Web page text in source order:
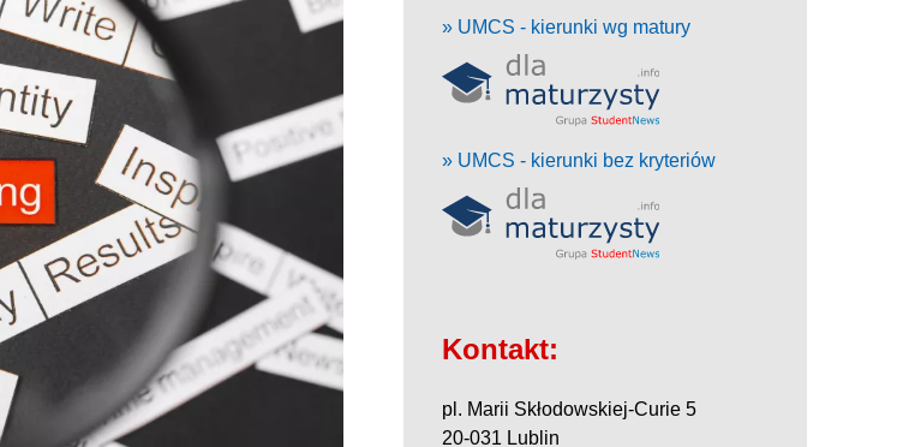
» UMCS - kierunki wg matury
» UMCS - kierunki bez kryteriów
Kontakt:
pl. Marii Skłodowskiej-Curie 5
20-031 Lublin